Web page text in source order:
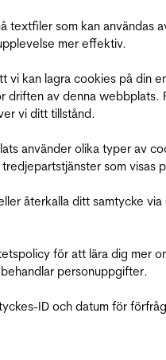
textfiler som kan användas
mer effektiv.
vi kan lagra cookies på din
driften av denna webbplats.
vi ditt tillstånd.
använder olika typer av
som visas
återkalla ditt samtycke
för att lära dig mer
personuppgifter.
ID och datum för